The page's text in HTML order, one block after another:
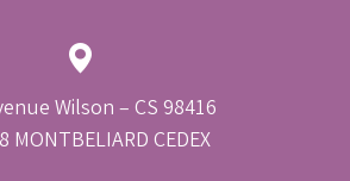
Wilson – CS 98416
MONTBELIARD CEDEX